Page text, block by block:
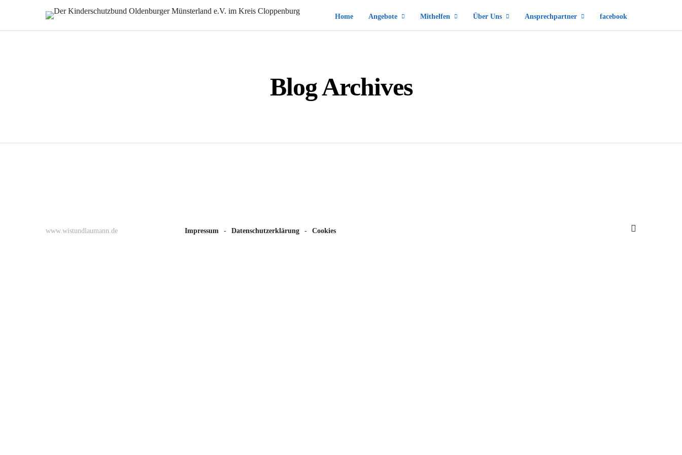
Home Angebote Mithelfen Über Uns Ansprechpartner facebook
Blog Archives
www.wistundlaumann.de Cookies
-
Datenschutzerklärung
-
Impressum